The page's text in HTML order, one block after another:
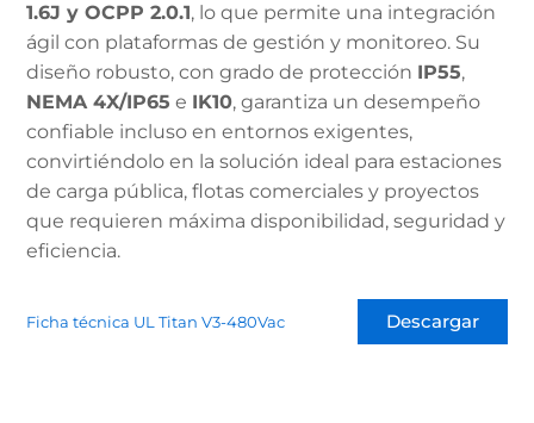
1.6J y OCPP 2.0.1, lo que permite una integración
ágil con plataformas de gestión y monitoreo. Su
diseño robusto, con grado de protección IP55,
NEMA 4X/IP65 e IK10, garantiza un desempeño
confiable incluso en entornos exigentes,
convirtiéndolo en la solución ideal para estaciones
de carga pública, flotas comerciales y proyectos
que requieren máxima disponibilidad, seguridad y
eficiencia.
Ficha técnica UL Titan V3-480Vac Descargar